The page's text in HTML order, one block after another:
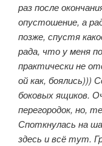
раз после
опустошение, а
позже, спустя
рада, что у меня
практически не
ой как, боялись)))
боковых ящиков.
перегородок, но,
Споткнулась на
здесь и всё тут.